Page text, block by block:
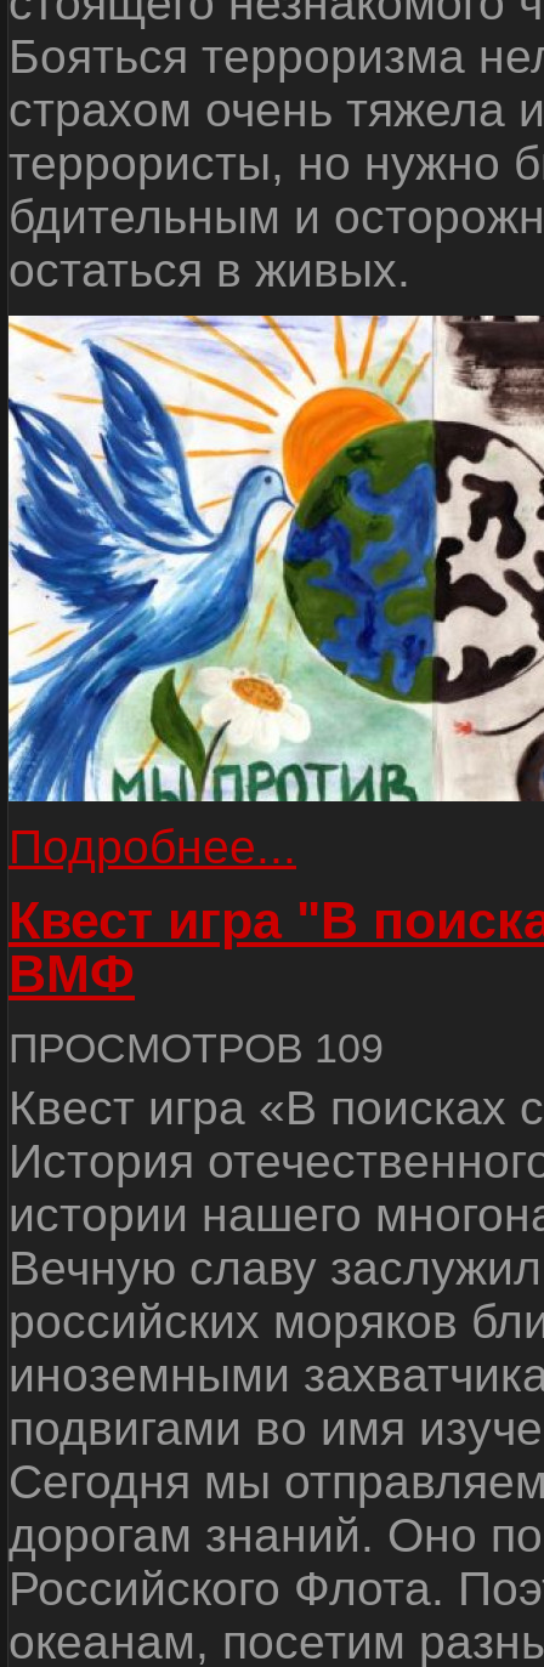
Бояться терроризма
страхом очень тяжела
террористы, но нужно
бдительным и
остаться в живых.
Подробнее...
Квест игра "В
ВМФ
ПРОСМОТРОВ 109
Квест игра «В
История
истории нашего
Вечную славу
российских моряков
иноземными
подвигами во имя
Сегодня мы
дорогам знаний. Оно
Российского Флота.
океанам, посетим